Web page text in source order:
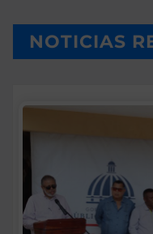
NOTICIAS